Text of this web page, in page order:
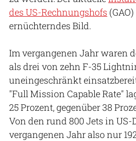
des US-Rechnungshofs
ernüchterndes Bild.
Im vergangenen Jahr waren
als drei von zehn F-35
uneingeschränkt
"Full Mission Capable Rate"
25 Prozent, gegenüber 38
Von den rund 800 Jets in
vergangenen Jahr also nur